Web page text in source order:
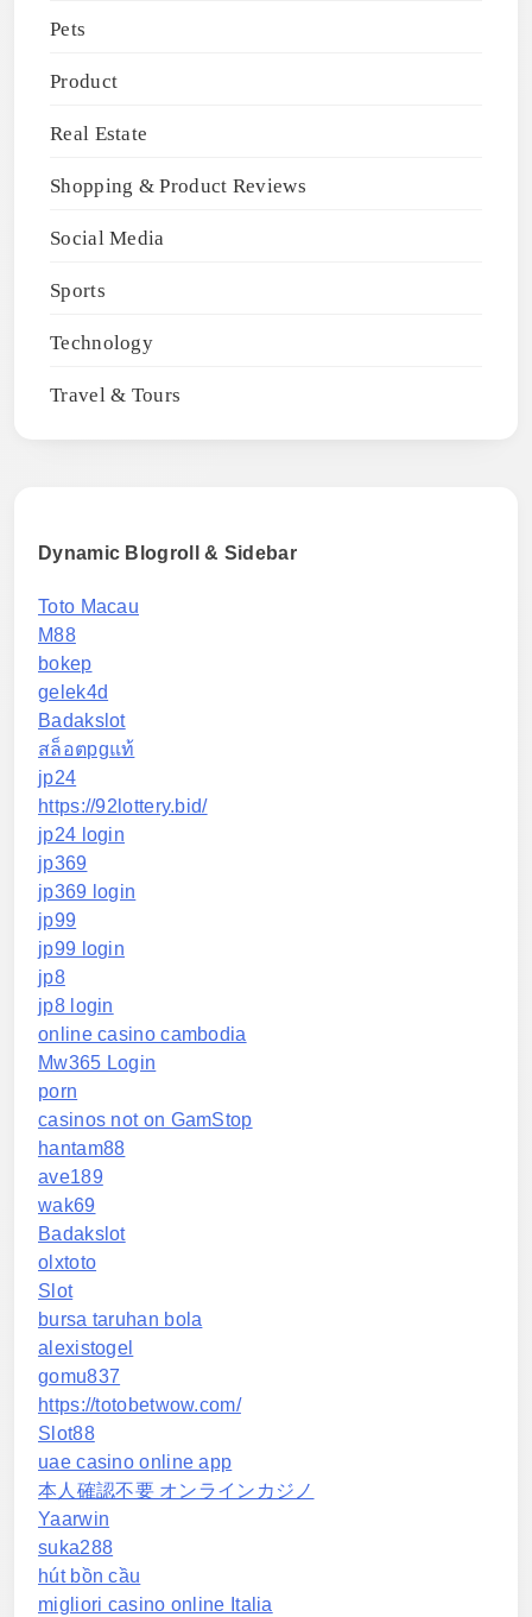
Pets
Product
Real Estate
Shopping & Product Reviews
Social Media
Sports
Technology
Travel & Tours
Dynamic Blogroll & Sidebar
Toto Macau
M88
bokep
gelek4d
Badakslot
สล็อตpgแท้
jp24
https://92lottery.bid/
jp24 login
jp369
jp369 login
jp99
jp99 login
jp8
jp8 login
online casino cambodia
Mw365 Login
porn
casinos not on GamStop
hantam88
ave189
wak69
Badakslot
olxtoto
Slot
bursa taruhan bola
alexistogel
gomu837
https://totobetwow.com/
Slot88
uae casino online app
本人確認不要 オンラインカジノ
Yaarwin
suka288
hút bồn cầu
migliori casino online Italia